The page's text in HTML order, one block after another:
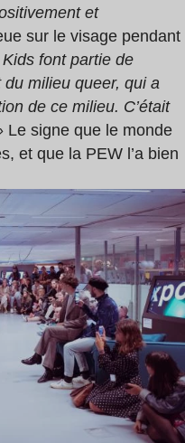
et
sur le visage pendant
font partie de
du milieu queer, qui a
de ce milieu. C’était
Le signe que le monde
et que la PEW l’a bien